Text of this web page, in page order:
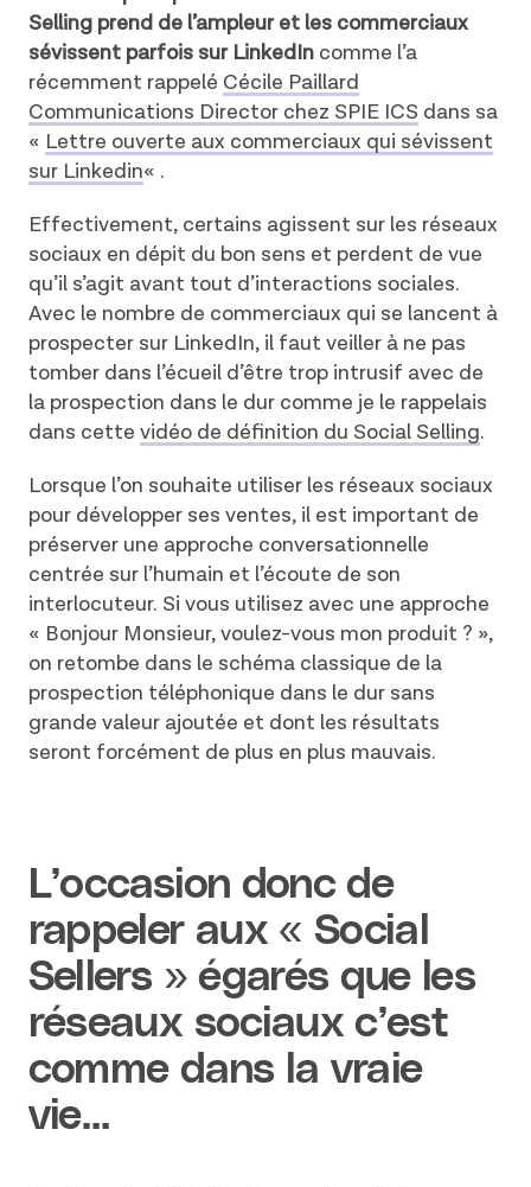
Selling prend de l’ampleur et les commerciaux
sévissent parfois sur LinkedIncomme l’a
récemment rappelé Cécile Paillard
Communications Director chez SPIE ICS dans sa
« Lettre ouverte aux commerciaux qui sévissent
sur Linkedin« .
Effectivement, certains agissent sur les réseaux
sociaux en dépit du bon sens et perdent de vue
qu’il s’agit avant tout d’interactions sociales.
Avec le nombre de commerciaux qui se lancent à
prospecter sur LinkedIn, il faut veiller à ne pas
tomber dans l’écueil d’être trop intrusif avec de
la prospection dans le dur comme je le rappelais
dans cette vidéo de définition du Social Selling.
Lorsque l’on souhaite utiliser les réseaux sociaux
pour développer ses ventes, il est important de
préserver une approche conversationnelle
centrée sur l’humain et l’écoute de son
interlocuteur. Si vous utilisez avec une approche
« Bonjour Monsieur, voulez-vous mon produit ? »,
on retombe dans le schéma classique de la
prospection téléphonique dans le dur sans
grande valeur ajoutée et dont les résultats
seront forcément de plus en plus mauvais.
L’occasion donc de
rappeler aux « Social
Sellers » égarés que les
réseaux sociaux c’est
comme dans la vraie
vie…